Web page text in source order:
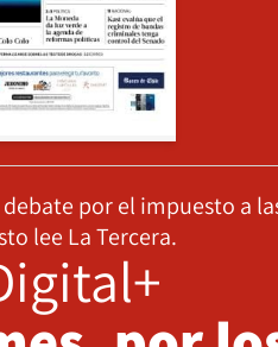
por el impuesto a
lee La Tercera.